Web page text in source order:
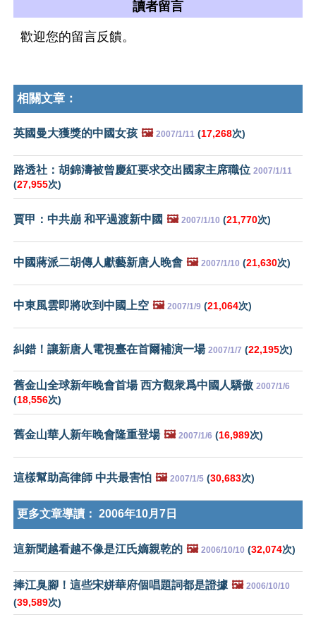
讀者留言
歡迎您的留言反饋。
相關文章：
英國曼大獲獎的中國女孩 🖼️ 2007/1/11 (17,268次)
路透社：胡錦濤被曾慶紅要求交出國家主席職位 2007/1/11
(27,955次)
賈甲：中共崩 和平過渡新中國 🖼️ 2007/1/10 (21,770次)
中國蔣派二胡傳人獻藝新唐人晚會 🖼️ 2007/1/10 (21,630次)
中東風雲即將吹到中國上空 🖼️ 2007/1/9 (21,064次)
糾錯！讓新唐人電視臺在首爾補演一場 2007/1/7 (22,195次)
舊金山全球新年晚會首場 西方觀衆爲中國人驕傲 2007/1/6
(18,556次)
舊金山華人新年晚會隆重登場 🖼️ 2007/1/6 (16,989次)
這樣幫助高律師 中共最害怕 🖼️ 2007/1/5 (30,683次)
更多文章導讀： 2006年10月7日
這新聞越看越不像是江氏嫡親乾的 🖼️ 2006/10/10 (32,074次)
捧江臭腳！這些宋姘華府個唱題詞都是證據 🖼️ 2006/10/10
(39,589次)